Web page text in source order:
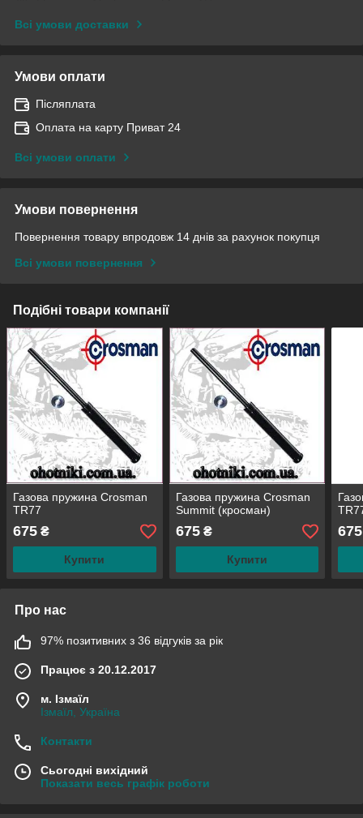
Всі умови доставки
Умови оплати
Післяплата
Оплата на карту Приват 24
Всі умови оплати
Умови повернення
Повернення товару впродовж 14 днів за рахунок покупця
Всі умови повернення
Подібні товари компанії
Газова пружина Crosman
TR77
675 ₴
Купити
Газова пружина Crosman
Summit (кросман)
675₴
Купити
675
Про нас
97% позитивних з 36 відгуків за рік
Працює з 20.12.2017
м. Ізмаїл
Ізмаїл, Україна
Контакти
Сьогодні вихідний
Показати весь графік роботи